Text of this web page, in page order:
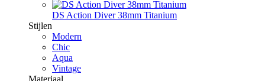
DS Action Diver 38mm Titanium
Stijlen
Modern
Chic
Aqua
Vintage